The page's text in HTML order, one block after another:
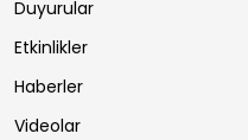
Duyurular
Etkinlikler
Haberler
Videolar